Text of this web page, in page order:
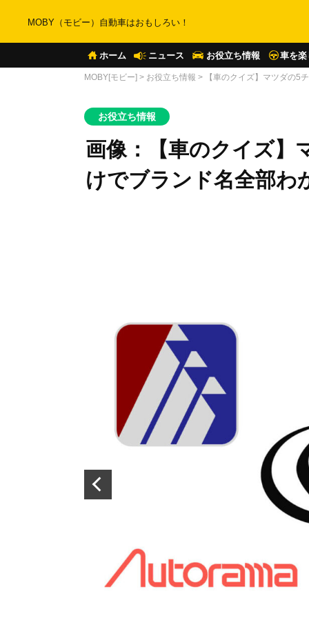
MOBY（モビー）自動車はおもしろい！
ホーム ニュース お役立ち情報 車を楽
MOBY[モビー] > お役立ち情報 > 【車のクイズ】マツダの5
お役立ち情報
画像：【車のクイズ】
けでブランド名全部わ